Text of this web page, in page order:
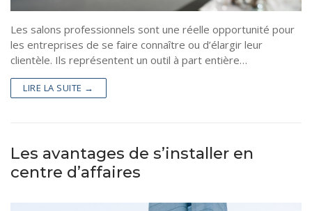
Les salons professionnels sont une réelle opportunité pour
les entreprises de se faire connaître ou d’élargir leur
clientèle. Ils représentent un outil à part entière…
LIRE LA SUITE →
Les avantages de s’installer en
centre d’affaires